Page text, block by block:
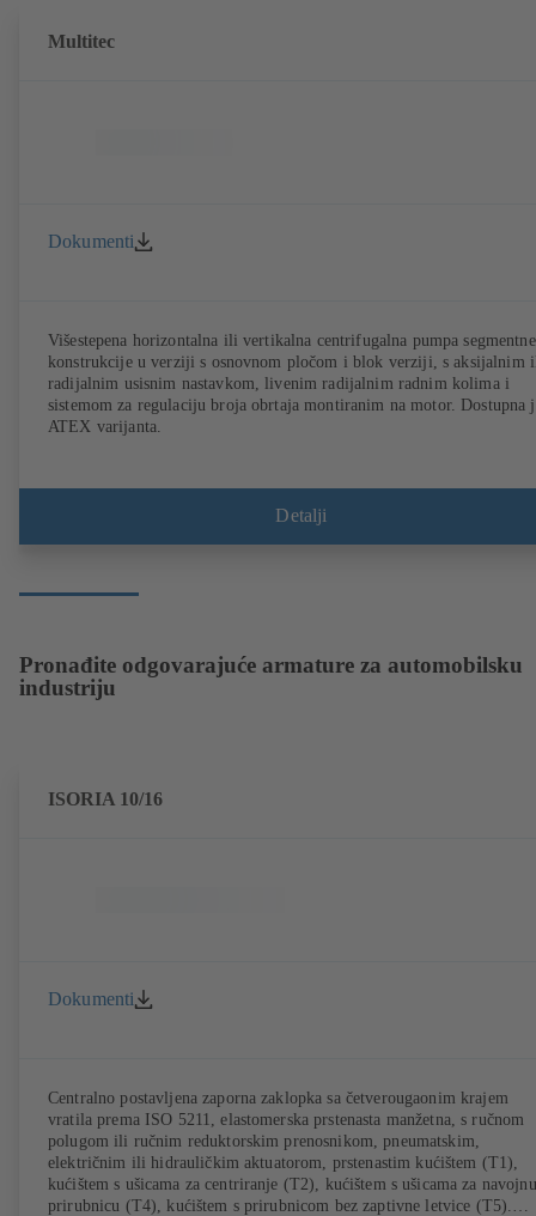
Multitec
Dokumenti
Višestepena horizontalna ili vertikalna centrifugalna pumpa segmentne
konstrukcije u verziji s osnovnom pločom i blok verziji, s aksijalnim
radijalnim usisnim nastavkom, livenim radijalnim radnim kolima i
sistemom za regulaciju broja obrtaja montiranim na motor. Dostupna
ATEX varijanta.
Detalji
Pronađite odgovarajuće armature za automobilsku
industriju
ISORIA 10/16
Dokumenti
Centralno postavljena zaporna zaklopka sa četverougaonim krajem
vratila prema ISO 5211, elastomerska prstenasta manžetna, s ručnom
polugom ili ručnim reduktorskim prenosnikom, pneumatskim,
električnim ili hidrauličkim aktuatorom, prstenastim kućištem (T1),
kućištem s ušicama za centriranje (T2), kućištem s ušicama za navojnu
prirubnicu (T4), kućištem s prirubnicom bez zaptivne letvice (T5).